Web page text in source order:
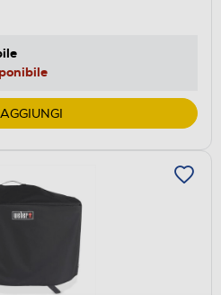
AGGIUNGI